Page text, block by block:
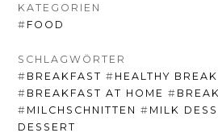
KATEGORIEN
# FOOD
SCHLAGWÖRTER
# BREAKFAST # HEALTHY
# BREAKFAST AT HOME #
# MILCHSCHNITTEN # MILK
DESSERT